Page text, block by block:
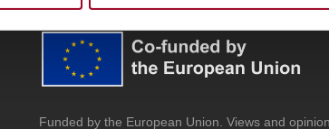
Funded by the European Union. Views and